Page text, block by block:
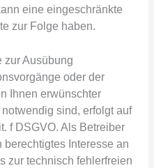
eine eingeschränkte
zur Folge haben.
zur Ausübung
oder der
Ihnen erwünschter
sind, erfolgt auf
f DSGVO. Als Betreiber
Interesse an
zur technisch fehlerfreien